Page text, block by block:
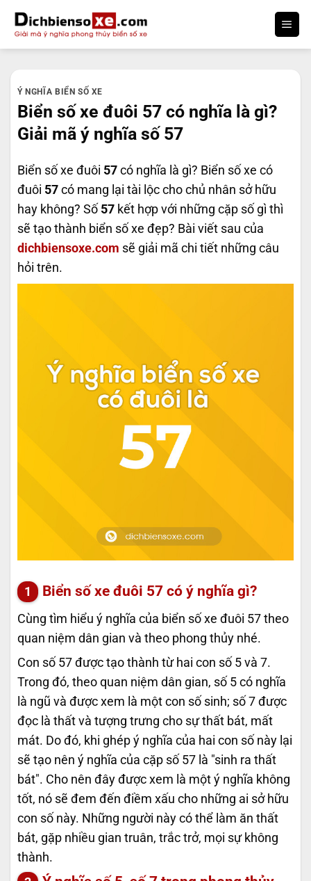
qua
nội
Ý NGHĨA BIỂN SỐ XE
Biển số xe đuôi 57 có nghĩa là gì?
Giải mã ý nghĩa số 57
Biển số xe đuôi 57 có nghĩa là gì? Biển số xe có
đuôi 57 có mang lại tài lộc cho chủ nhân sở hữu
hay không? Số 57 kết hợp với những cặp số gì thì
sẽ tạo thành biển số xe đẹp? Bài viết sau của
dichbiensoxe.com sẽ giải mã chi tiết những câu
hỏi trên.
Biển số xe đuôi 57 có ý nghĩa gì?
Cùng tìm hiểu ý nghĩa của biển số xe đuôi 57 theo
quan niệm dân gian và theo phong thủy nhé.
Con số 57 được tạo thành từ hai con số 5 và 7.
Trong đó, theo quan niệm dân gian, số 5 có nghĩa
là ngũ và được xem là một con số sinh; số 7 được
đọc là thất và tượng trưng cho sự thất bát, mất
mát. Do đó, khi ghép ý nghĩa của hai con số này lại
sẽ tạo nên ý nghĩa của cặp số 57 là "sinh ra thất
bát". Cho nên đây được xem là một ý nghĩa không
tốt, nó sẽ đem đến điềm xấu cho những ai sở hữu
con số này. Những người này có thể làm ăn thất
bát, gặp nhiều gian truân, trắc trở, mọi sự không
thành.